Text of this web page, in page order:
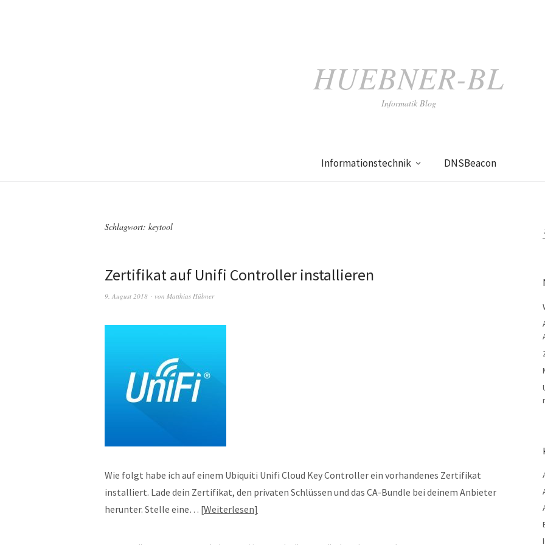
HUEBNER-BL
Informatik Blog
Informationstechnik DNSBeacon
Schlagwort: keytool
Zertifikat auf Unifi Controller installieren
9. August 2018 von Matthias Hübner
Wie folgt habe ich auf einem Ubiquiti Unifi Cloud Key Controller ein vorhandenes Zertifikat
installiert. Lade dein Zertifikat, den privaten Schlüssen und das CA-Bundle bei deinem Anbieter
herunter. Stelle eine… Weiterlesen